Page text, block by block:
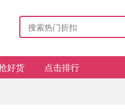
好货 点击排行